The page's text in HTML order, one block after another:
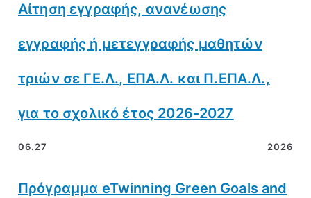
Αίτηση εγγραφής, ανανέωσης
εγγραφής ή μετεγγραφής μαθητών
τριών σε ΓΕ.Λ., ΕΠΑ.Λ. και Π.ΕΠΑ.Λ.,
για το σχολικό έτος 2026-2027
06.27 2026
Πρόγραμμα eTwinning Green Goals and